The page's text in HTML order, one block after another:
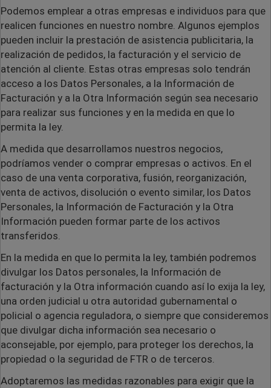
Podemos emplear a otras empresas e individuos para que
realicen funciones en nuestro nombre. Algunos ejemplos
pueden incluir la prestación de asistencia publicitaria, la
realización de pedidos, la facturación y el servicio de
atención al cliente. Estas otras empresas solo tendrán
acceso a los Datos Personales, a la Información de
Facturación y a la Otra Información según sea necesario
para realizar sus funciones y en la medida en que lo
permita la ley.
A medida que desarrollamos nuestros negocios,
podríamos vender o comprar empresas o activos. En el
caso de una venta corporativa, fusión, reorganización,
venta de activos, disolución o evento similar, los Datos
Personales, la Información de Facturación y la Otra
Información pueden formar parte de los activos
transferidos.
En la medida en que lo permita la ley, también podremos
divulgar los Datos personales, la Información de
facturación y la Otra información cuando así lo exija la ley,
una orden judicial u otra autoridad gubernamental o
policial o agencia reguladora, o siempre que consideremos
que divulgar dicha información sea necesario o
aconsejable, por ejemplo, para proteger los derechos, la
propiedad o la seguridad de FTR o de terceros.
Adoptaremos las medidas razonables para exigir que la